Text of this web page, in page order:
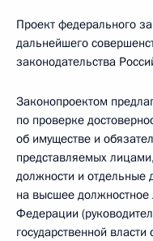
Проект федерального
дальнейшего
законодательства
Законопроектом
по проверке
об имуществе и
представляемых
должности и отдельные
на высшее должностное
Федерации
государственной